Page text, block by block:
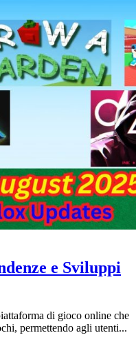
e Sviluppi
di gioco online che
permettendo agli utenti...